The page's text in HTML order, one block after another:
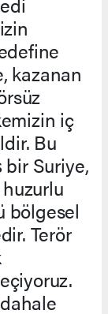
kazanan
iç
Bu
bir Suriye,
bölgesel
Terör